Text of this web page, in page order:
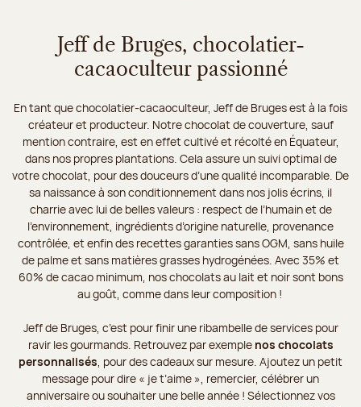
Jeff de Bruges, chocolatier-
cacaoculteur passionné
En tant que chocolatier-cacaoculteur, Jeff de Bruges est à la fois
créateur et producteur. Notre chocolat de couverture, sauf
mention contraire, est en effet cultivé et récolté en Équateur,
dans nos propres plantations. Cela assure un suivi optimal de
votre chocolat, pour des douceurs d’une qualité incomparable. De
sa naissance à son conditionnement dans nos jolis écrins, il
charrie avec lui de belles valeurs : respect de l’humain et de
l’environnement, ingrédients d’origine naturelle, provenance
contrôlée, et enfin des recettes garanties sans OGM, sans huile
de palme et sans matières grasses hydrogénées. Avec 35% et
60% de cacao minimum, nos chocolats au lait et noir sont bons
au goût, comme dans leur composition !
Jeff de Bruges, c’est pour finir une ribambelle de services pour
ravir les gourmands. Retrouvez par exemple nos chocolats
personnalisés , pour des cadeaux sur mesure. Ajoutez un petit
message pour dire « je t’aime », remercier, célébrer un
anniversaire ou souhaiter une belle année ! Sélectionnez vos